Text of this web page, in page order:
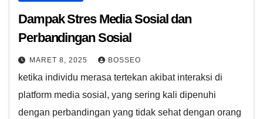
Dampak Stres Media Sosial dan
Perbandingan Sosial
MARET 8, 2025 BOSSEO
ketika individu merasa tertekan akibat interaksi di
platform media sosial, yang sering kali dipenuhi
dengan perbandingan yang tidak sehat dengan orang